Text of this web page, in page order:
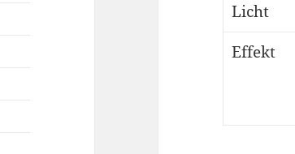
Licht
Effekt